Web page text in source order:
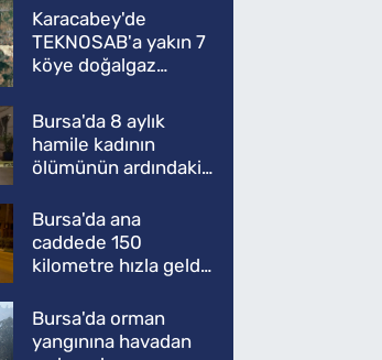
Karacabey'de
TEKNOSAB'a yakın 7
köye doğalgaz
Bursa'da 8 aylık
hamile kadının
ölümünün ardındaki
Bursa'da ana
caddede 150
kilometre hızla geldi,
Bursa'da orman
yangınına havadan